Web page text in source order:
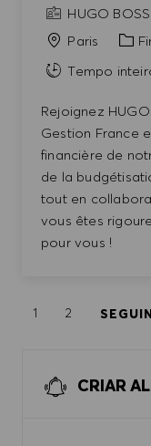
HUGO
Paris
Tempo
Rejoignez
Gestion France
financière de
de la
tout en
vous êtes
pour vous !
1 2
CRIAR